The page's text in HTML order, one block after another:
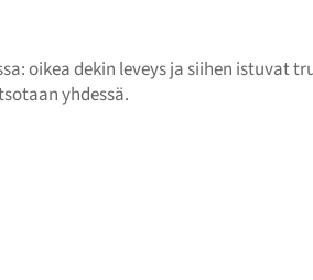
oikea dekin leveys ja siihen istuvat
yhdessä.